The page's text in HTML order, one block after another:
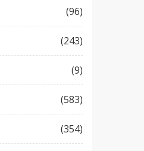
(96)
(243)
(9)
(583)
(354)